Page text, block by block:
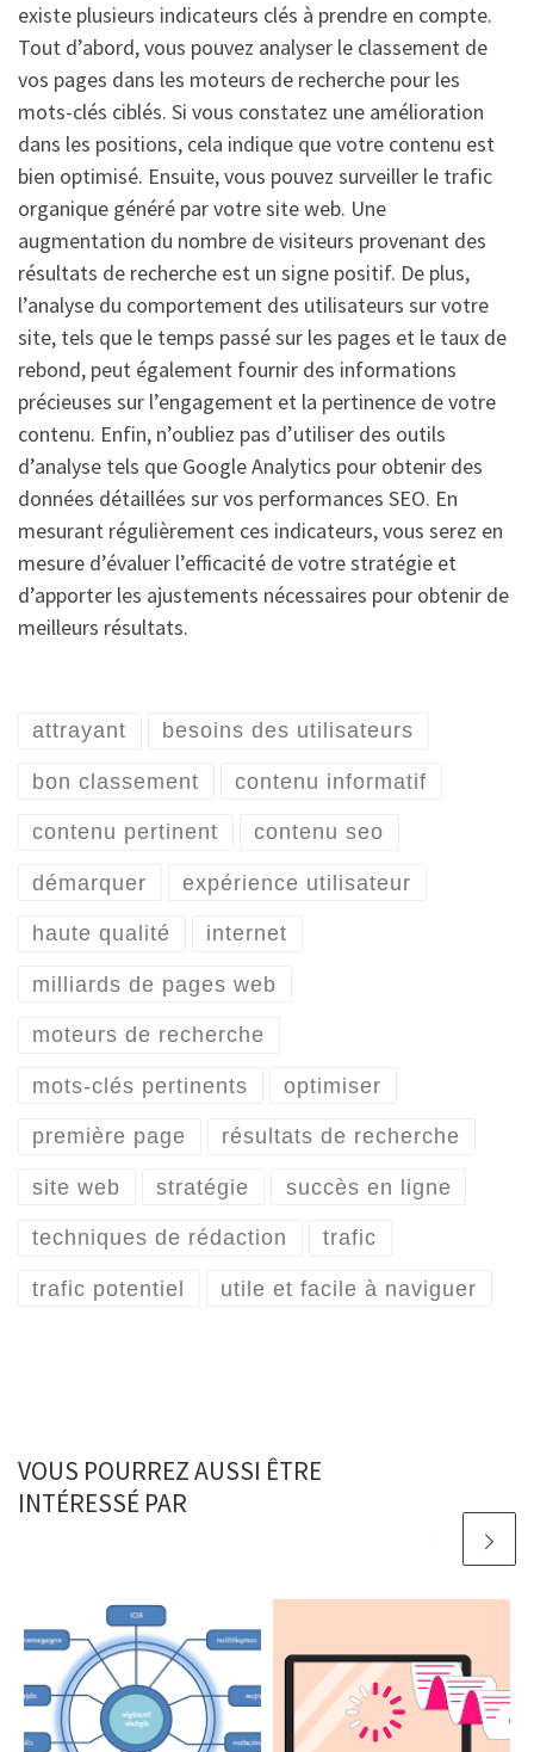
existe plusieurs indicateurs clés à prendre en compte.
Tout d’abord, vous pouvez analyser le classement de
vos pages dans les moteurs de recherche pour les
mots-clés ciblés. Si vous constatez une amélioration
dans les positions, cela indique que votre contenu est
bien optimisé. Ensuite, vous pouvez surveiller le trafic
organique généré par votre site web. Une
augmentation du nombre de visiteurs provenant des
résultats de recherche est un signe positif. De plus,
l’analyse du comportement des utilisateurs sur votre
site, tels que le temps passé sur les pages et le taux de
rebond, peut également fournir des informations
précieuses sur l’engagement et la pertinence de votre
contenu. Enfin, n’oubliez pas d’utiliser des outils
d’analyse tels que Google Analytics pour obtenir des
données détaillées sur vos performances SEO. En
mesurant régulièrement ces indicateurs, vous serez en
mesure d’évaluer l’efficacité de votre stratégie et
d’apporter les ajustements nécessaires pour obtenir de
meilleurs résultats.
attrayant besoins des utilisateurs
bon classement contenu informatif
contenu pertinent contenu seo
démarquer expérience utilisateur
haute qualité internet
milliards de pages web
moteurs de recherche
mots-clés pertinents optimiser
première page résultats de recherche
site web stratégie succès en ligne
techniques de rédaction trafic
trafic potentiel utile et facile à naviguer
VOUS POURREZ AUSSI ÊTRE
INTÉRESSÉ PAR